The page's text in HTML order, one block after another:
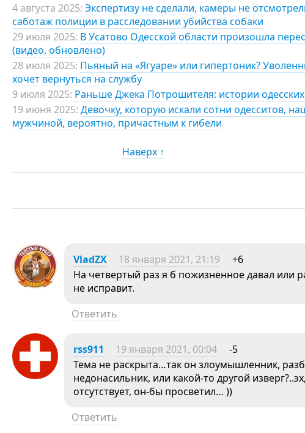
4 августа 2025: Экспертизу не сделали, камеры не
саботаж полиции в расследовании убийства собаки
29 июля 2025: В Усатово Одесской области произошла
(видео, обновлено)
28 июля 2025: Пьяный на «Ягуаре» или гипертоник?
хочет вернуться на службу
9 июля 2025: Раньше Джека Потрошителя: истории
19 июня 2025: Девочку, которую искали сотни одесситов,
мужчиной, вероятно, причастным к гибели
Наверх ↑
VladZX 18 января 2021, 21:19
+6
На четвертый раз я б пожизненное давал или
не исправит.
Ответить
rss911 19 января 2021, 00:04
-5
Тема не раскрыта…так он злоумышленник,
недонасильник, или какой-то другой
отсутствует, он-бы просветил… ))
Ответить